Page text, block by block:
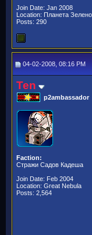
Join Date: Jan 2008
Location: Планета
Posts: 290
04-02-2008, 08:16 PM
Ten
p2ambassador
Faction:
Стражи Садов Кадеша
Join Date: Feb 2004
Location: Great Nebula
Posts: 2,564